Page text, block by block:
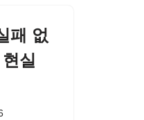
패 없
실